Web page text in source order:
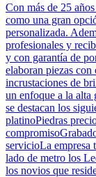
Con más de 25
como una gran
personalizada.
profesionales y
y con garantía de
elaboran piezas
incrustaciones de
un enfoque a la alta
se destacan los
platinoPiedras
servicioLa empresa
lado de metro los
los novios que